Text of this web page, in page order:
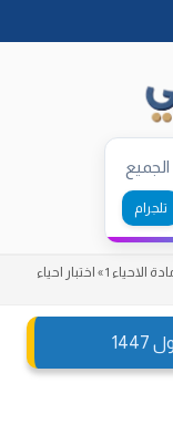
تلجرام
الاحياء 1 » اختبار احياء